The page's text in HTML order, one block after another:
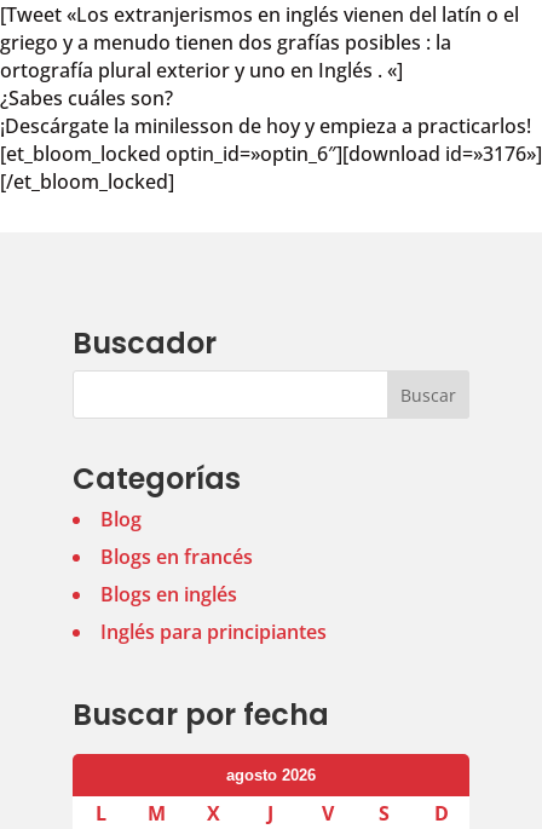
[Tweet «Los extranjerismos en inglés vienen del latín o el
griego y a menudo tienen dos grafías posibles : la
ortografía plural exterior y uno en Inglés . «]
¿Sabes cuáles son?
¡Descárgate la minilesson de hoy y empieza a practicarlos!
[et_bloom_locked optin_id=»optin_6″][download id=»3176»]
[/et_bloom_locked]
Buscador
Categorías
Blog
Blogs en francés
Blogs en inglés
Inglés para principiantes
Buscar por fecha
agosto 2026
L M X J V S
D